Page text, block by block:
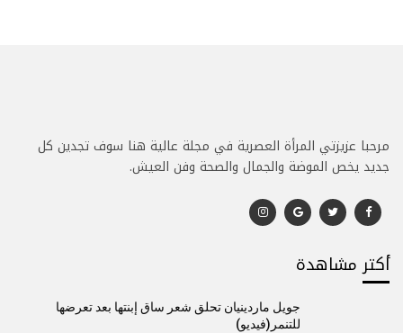
مرحبا عزيزتي المرأة العصرية في مجلة عالية هنا سوف تجدين كل
جديد يخص الموضة والجمال والصحة وفن العيش.
أكتر مشاهدة
جويل ماردينيان تحلق شعر ساق إبنتها بعد تعرضها
للتنمر(فيديو)